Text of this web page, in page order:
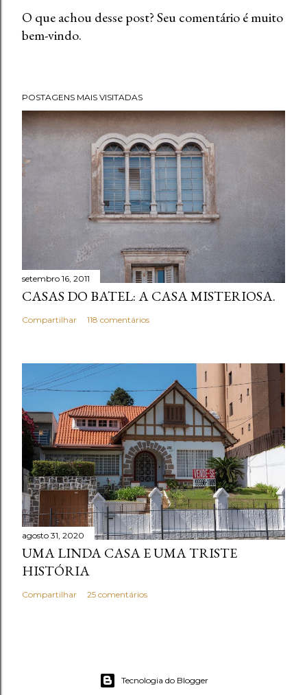
P
a
r
u
m
c
t
á
r
i
O que achou desse post? Seu comentário é muito
bem-vindo.
POSTAGENS MAIS VISITADAS
setembro 16, 2011
CASAS DO BATEL: A CASA MISTERIOSA.
Compartilhar 118 comentários
agosto 31, 2020
UMA LINDA CASA E UMA TRISTE
HISTÓRIA
Compartilhar 25 comentários
Tecnologia do Blogger